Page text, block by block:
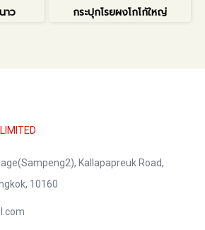
าว กระปุกโรยผงโกโก้ใหญ่
Kallapapreuk Road,
10160